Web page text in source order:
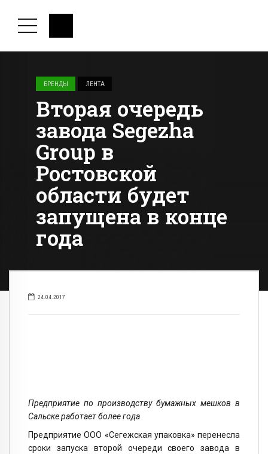
БРЕНДЫ ЛЕНТА
Вторая очередь
завода Segezha
Group в
Ростовской
области будет
запущена в конце
года
24.04.2017
Предприятие по производству бумажных мешков в
Сальске работает более года
Предприятие ООО «Сегежская упаковка» перенесла
сроки запуска второй очереди своего завода в